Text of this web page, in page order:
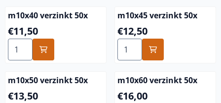
m10x40 verzinkt 50x
Preis: 11,50
€11,50
Anzahl wählen für m10x40 verzinkt 50x
m10x45 verzinkt 50x
Preis: 12,50
€12,50
Anzahl wählen für m10x45
m10x50 verzinkt 50x
Preis: 13,50
€13,50
m10x60 verzinkt 50x
Preis: 16,00
€16,00